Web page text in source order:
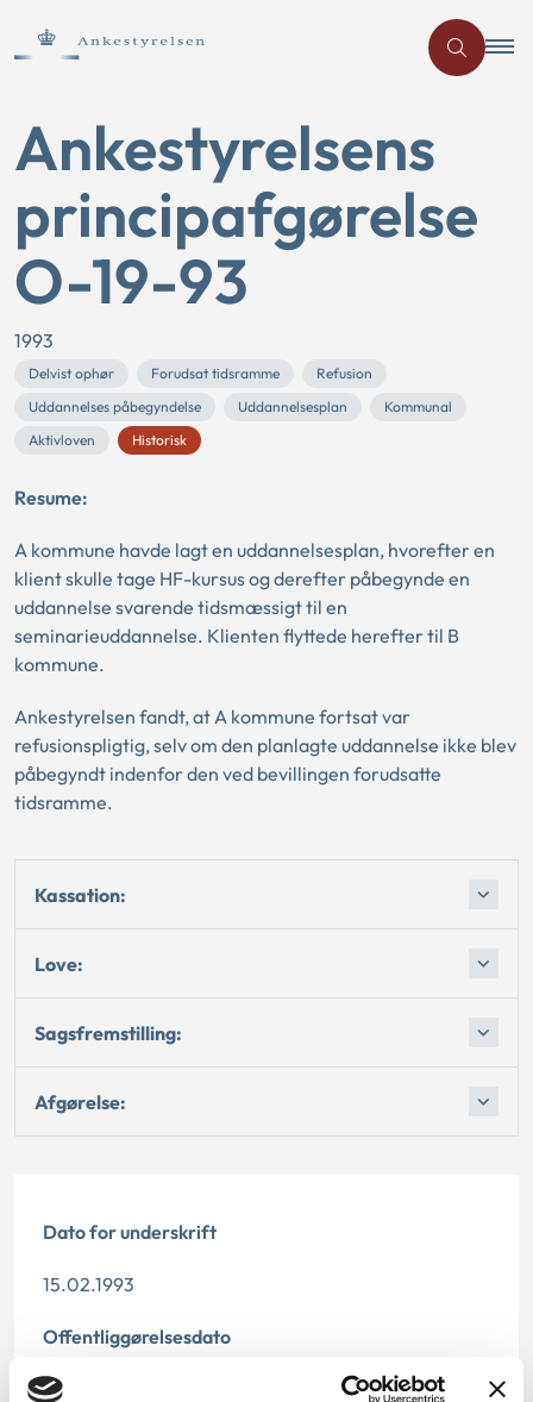
Ankestyrelsens
principafgørelse
O-19-93
1993
Delvist ophør Forudsat tidsramme
Refusion
Uddannelses påbegyndelse
Uddannelsesplan
Kommunal
Aktivloven
Historisk
Resume:
A kommune havde lagt en uddannelsesplan, hvorefter en
klient skulle tage HF-kursus og derefter påbegynde en
uddannelse svarende tidsmæssigt til en
seminarieuddannelse. Klienten flyttede herefter til B
kommune.
Ankestyrelsen fandt, at A kommune fortsat var
refusionspligtig, selv om den planlagte uddannelse ikke blev
påbegyndt indenfor den ved bevillingen forudsatte
tidsramme.
Kassation:
Love:
Sagsfremstilling:
Afgørelse:
Dato for underskrift
15.02.1993
Offentliggørelsesdato
12.07.2013